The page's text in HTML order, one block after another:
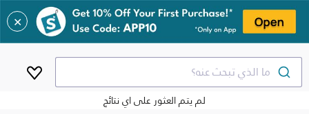
✕
ما الذي تبحث عنه؟
لم يتم العثور على اي نتائج